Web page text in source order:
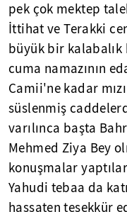
pek çok mektep
İttihat ve Terakki
büyük bir kalabalık
cuma namazının
Camii'ne kadar
süslenmiş
varılınca başta
Mehmed Ziya Bey
konuşmalar
Yahudi tebaa da
hassaten teşekkür